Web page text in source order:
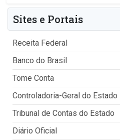
Sites e Portais
Receita Federal
Banco do Brasil
Tome Conta
Controladoria-Geral do Estado
Tribunal de Contas do Estado
Diário Oficial